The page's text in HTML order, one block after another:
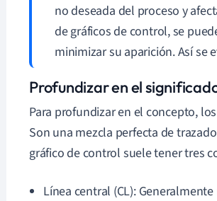
no deseada del proceso y
de gráficos de control, se
minimizar su aparición. Así se
Profundizar en el
Para profundizar en el concepto,
Son una mezcla perfecta de
gráfico de control suele tener tres
Línea central (CL):